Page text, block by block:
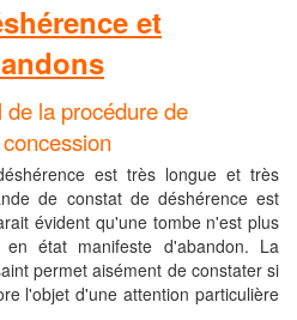
et
la procédure de
est très longue et très
de constat de déshérence est
évident qu'une tombe n'est plus
état manifeste d'abandon. La
permet aisément de constater si
l'objet d'une attention particulière